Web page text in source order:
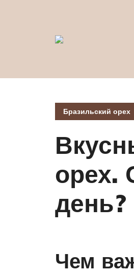
Бразильский орех
орех.
день?
Чем